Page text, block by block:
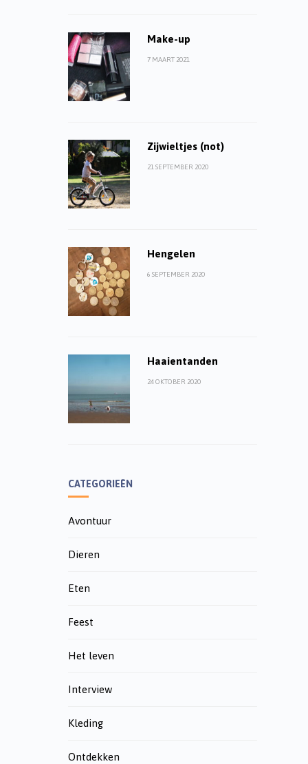
Make-up
7 MAART 2021
Zijwieltjes (not)
21 SEPTEMBER 2020
Hengelen
6 SEPTEMBER 2020
Haaientanden
24 OKTOBER 2020
CATEGORIEËN
Avontuur
Dieren
Eten
Feest
Het leven
Interview
Kleding
Ontdekken